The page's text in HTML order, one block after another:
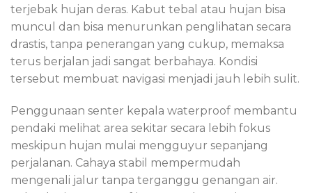
terjebak hujan deras. Kabut tebal atau hujan bisa
muncul dan bisa menurunkan penglihatan secara
drastis, tanpa penerangan yang cukup, memaksa
terus berjalan jadi sangat berbahaya. Kondisi
tersebut membuat navigasi menjadi jauh lebih sulit.
Penggunaan senter kepala waterproof membantu
pendaki melihat area sekitar secara lebih fokus
meskipun hujan mulai mengguyur sepanjang
perjalanan. Cahaya stabil mempermudah
mengenali jalur tanpa terganggu genangan air.